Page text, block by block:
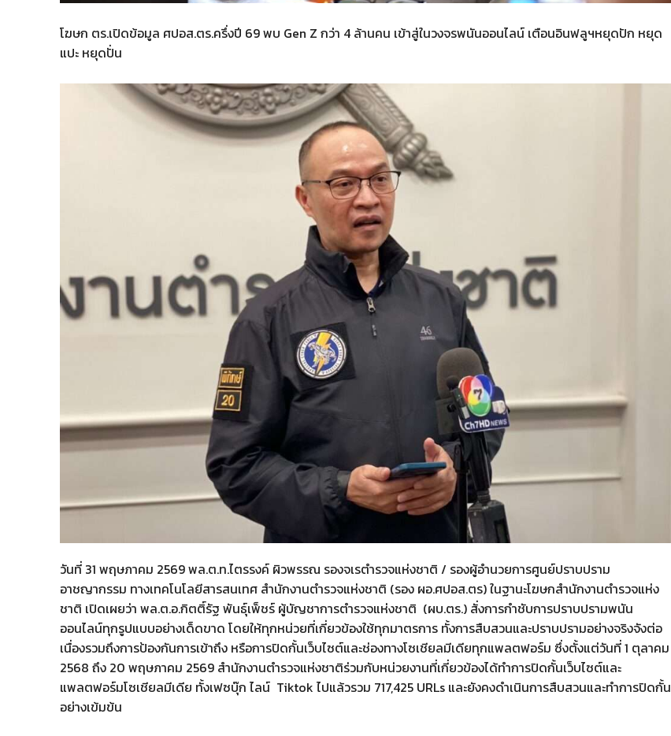
โฆษก ตร.เปิดข้อมูล ศปอส.ตร.ครึ่งปี 69 พบ Gen Z กว่า 4 ล้านคน เข้าสู่ในวงจรพนันออนไลน์ เตือนอินฟลูฯหยุดปัก หยุด
แปะ หยุดปั่น
วันที่ 31 พฤษภาคม 2569 พล.ต.ท.ไตรรงค์ ผิวพรรณ รองจเรตำรวจแห่งชาติ / รองผู้อำนวยการศูนย์ปราบปราม
อาชญากรรม ทางเทคโนโลยีสารสนเทศ สำนักงานตำรวจแห่งชาติ (รอง ผอ.ศปอส.ตร) ในฐานะโฆษกสำนักงานตำรวจแห่ง
ชาติ เปิดเผยว่า พล.ต.อ.กิตติ์รัฐ พันธุ์เพ็ชร์ ผู้บัญชาการตำรวจแห่งชาติ (ผบ.ตร.) สั่งการกำชับการปราบปรามพนัน
ออนไลน์ทุกรูปแบบอย่างเด็ดขาด โดยให้ทุกหน่วยที่เกี่ยวข้องใช้ทุกมาตรการ ทั้งการสืบสวนและปราบปรามอย่างจริงจังต่อ
เนื่องรวมถึงการป้องกันการเข้าถึง หรือการปิดกั้นเว็บไซต์และช่องทางโซเชียลมีเดียทุกแพลตฟอร์ม ซึ่งตั้งแต่วันที่ 1 ตุลาคม
2568 ถึง 20 พฤษภาคม 2569 สำนักงานตำรวจแห่งชาติร่วมกับหน่วยงานที่เกี่ยวข้องได้ทำการปิดกั้นเว็บไซต์และ
แพลตฟอร์มโซเชียลมีเดีย ทั้งเฟซบุ๊ก ไลน์ Tiktok ไปแล้วรวม 717,425 URLs และยังคงดำเนินการสืบสวนและทำการปิดกั้น
อย่างเข้มข้น